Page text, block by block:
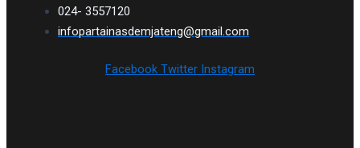
024- 3557120
infopartainasdemjateng@gmail.com
Facebook Twitter Instagram